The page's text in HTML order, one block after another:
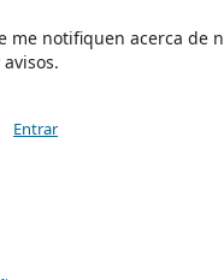
me notifiquen acerca de
Entrar